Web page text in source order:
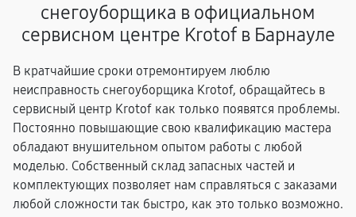
снегоуборщика в официальном
сервисном центре Krotof в Барнауле
В кратчайшие сроки отремонтируем люблю
неисправность снегоуборщика Krotof, обращайтесь в
сервисный центр Krotof как только появятся проблемы.
Постоянно повышающие свою квалификацию мастера
обладают внушительном опытом работы с любой
моделью. Собственный склад запасных частей и
комплектующих позволяет нам справляться с заказами
любой сложности так быстро, как это только возможно.